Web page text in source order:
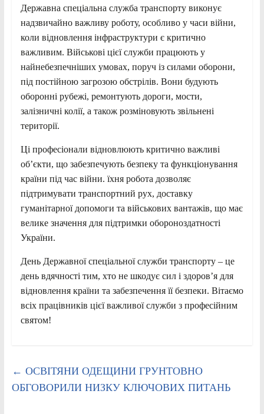
Державна спеціальна служба транспорту виконує
надзвичайно важливу роботу, особливо у часи війни,
коли відновлення інфраструктури є критично
важливим. Військові цієї служби працюють у
найнебезпечніших умовах, поруч із силами оборони,
під постійною загрозою обстрілів. Вони будують
оборонні рубежі, ремонтують дороги, мости,
залізничні колії, а також розміновують звільнені
території.
Ці професіонали відновлюють критично важливі
об’єкти, що забезпечують безпеку та функціонування
країни під час війни. їхня робота дозволяє
підтримувати транспортний рух, доставку
гуманітарної допомоги та військових вантажів, що має
велике значення для підтримки обороноздатності
України.
День Державної спеціальної служби транспорту – це
день вдячності тим, хто не шкодує сил і здоров’я для
відновлення країни та забезпечення її безпеки. Вітаємо
всіх працівників цієї важливої служби з професійним
святом!
← ОСВІТЯНИ ОДЕЩИНИ ГРУНТОВНО
ОБГОВОРИЛИ НИЗКУ КЛЮЧОВИХ ПИТАНЬ